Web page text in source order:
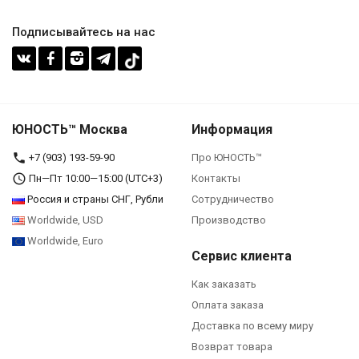
Подписывайтесь на нас
ЮНОСТЬ™ Москва
+7 (903) 193-59-90‬
Пн—Пт 10:00—15:00 (UTC+3)
Россия и страны СНГ, Рубли
Worldwide, USD
Worldwide, Euro
Информация
Про ЮНОСТЬ™
Контакты
Сотрудничество
Производство
Сервис клиента
Как заказать
Оплата заказа
Доставка по всему миру
Возврат товара